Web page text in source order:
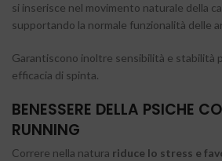
si inserisce nel movimento naturale della
supportando la normale funzionalità delle
Garantiscono inoltre sensibilità e stabilità
efficacia di spinta.
BENESSERE DELLA PSICHE
RUNNING
Correre nella natura riduce lo stress e